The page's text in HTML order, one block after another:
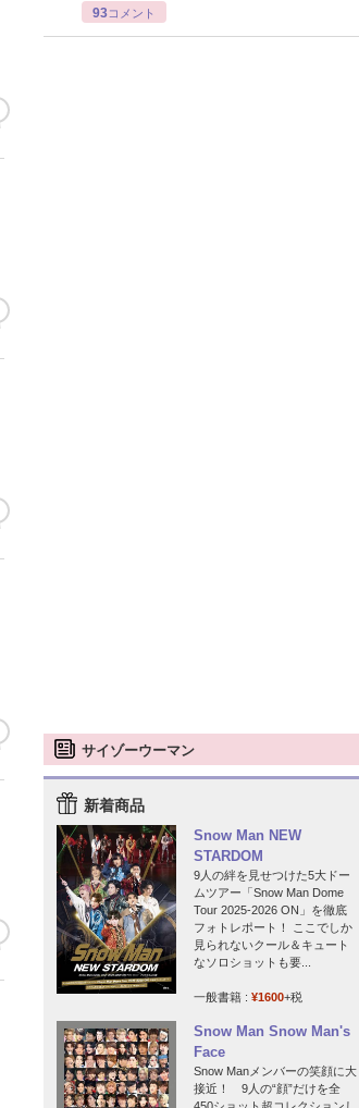
93コメント
サイゾーウーマン
新着商品
Snow Man NEW
STARDOM
9人の絆を見せつけた5大ドー
ムツアー「Snow Man Dome
Tour 2025-2026 ON」を徹底
フォトレポート！ ここでしか
見られないクール＆キュート
なソロショットも要...
一般書籍 : ¥1600+税
Snow Man Snow Man's
Face
Snow Manメンバーの笑顔に大
接近！ 9人の“顔”だけを全